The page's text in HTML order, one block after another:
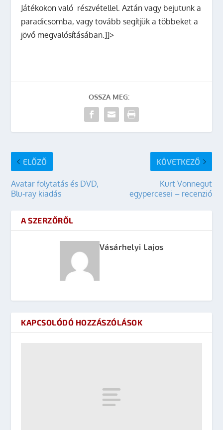
Játékokon való részvétellel. Aztán vagy bejutunk a
paradicsomba, vagy tovább segítjük a többeket a
jövő megvalósításában.]]>
OSSZA MEG:
ELŐZŐ
Avatar folytatás és DVD,
Blu-ray kiadás
KÖVETKEZŐ
Kurt Vonnegut
egypercesei – recenzió
A SZERZŐRŐL
Vásárhelyi Lajos
KAPCSOLÓDÓ HOZZÁSZÓLÁSOK